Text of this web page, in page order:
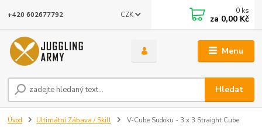
Menu
CZK
Hledat
+420 602677792 0 ks
za 0,00 Kč
Úvod Ultimátní Zábava / Skill V-Cube Sudoku - 3 x 3 Straight Cube